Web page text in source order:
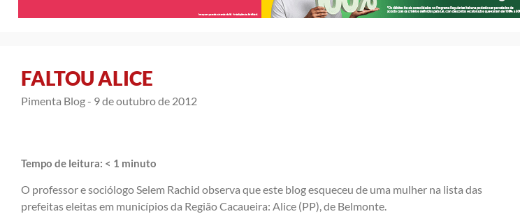
FALTOU ALICE
Pimenta Blog - 9 de outubro de 2012
Tempo de leitura: < 1 minuto
O professor e sociólogo Selem Rachid observa que este blog esqueceu de uma mulher na lista das
prefeitas eleitasem municípios da Região Cacaueira: Alice (PP), de Belmonte.